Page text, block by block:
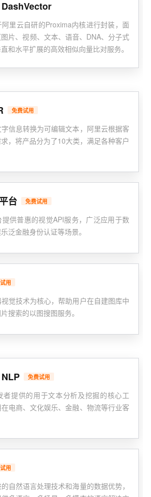
里云自研的Proxima内核进行封装，面
片、视频、文本、语音、DNA、分子式
和水平扩展的高效相似向量比对服务。
免费试用
信息转换为可编辑文本，阿里云根据客
，将产品分为了10大类，满足各种客户
台 免费试用
供普惠的视觉API服务，广泛应用于数
泛金融身份认证等场景。
用
觉技术为核心，帮助用户在自建图库中
搜索的以图搜图服务。
免费试用
者提供的用于文本分析及挖掘的核心工
电商、文化娱乐、金融、物流等行业客
用
自然语言处理技术和海量的数据优势，